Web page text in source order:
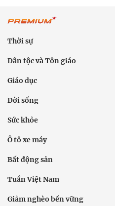
Thời sự
Dân tộc và Tôn giáo
Giáo dục
Đời sống
Sức khỏe
Ô tô xe máy
Bất động sản
Tuần Việt Nam
Giảm nghèo bền vững